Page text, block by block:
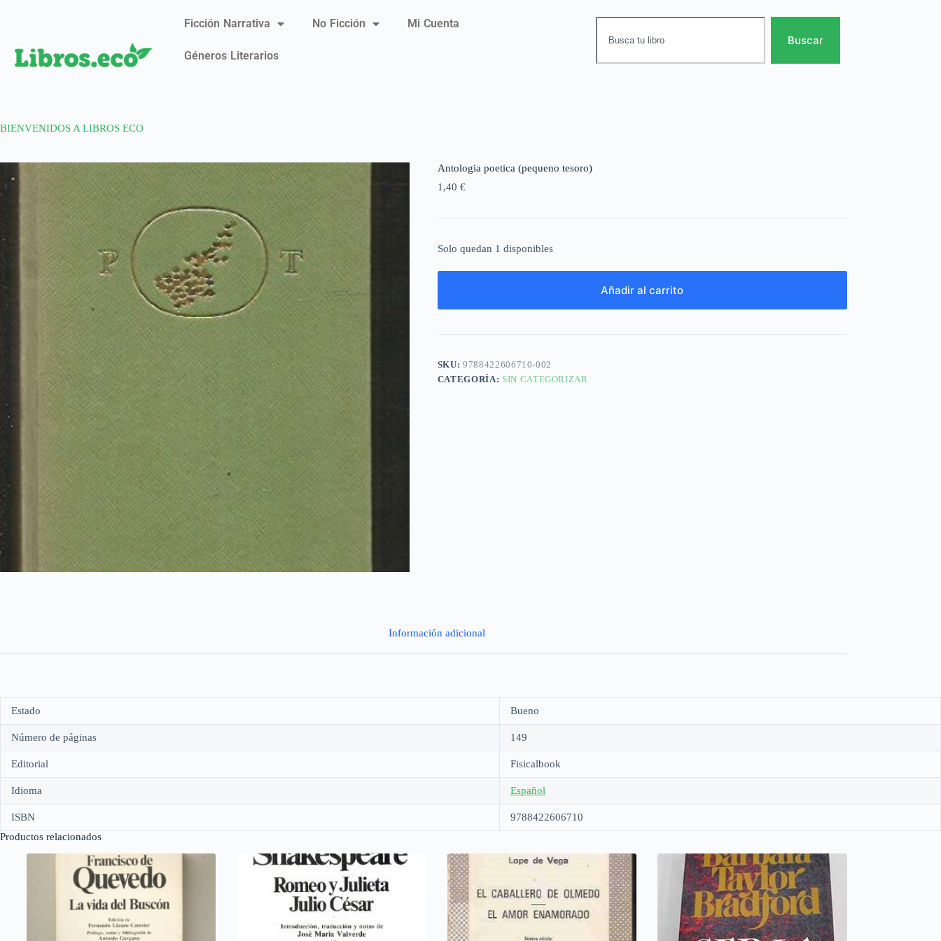
Ficción Narrativa No Ficción Mi Cuenta
Géneros Literarios
Buscar
BIENVENIDOS A LIBROS ECO
Antologia poetica (pequeno tesoro)
1,40 €
Solo quedan 1 disponibles
Añadir al carrito
SKU:9788422606710-002
CATEGORÍA: SIN CATEGORIZAR
Información adicional
Estado Bueno
Número de páginas 149
Editorial Fisicalbook
Idioma Español
ISBN
9788422606710
Productos relacionados